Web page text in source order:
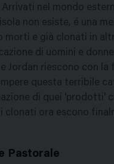
nel mondo
non esiste, é una
morti e già clonati in
di uomini e
Jordan riescono con la
questa terribile
di quei 'prodotti'
ora escono
Pastorale